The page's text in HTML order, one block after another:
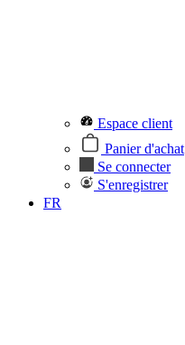
Espace client
Panier d'achat
Se connecter
S'enregistrer
FR